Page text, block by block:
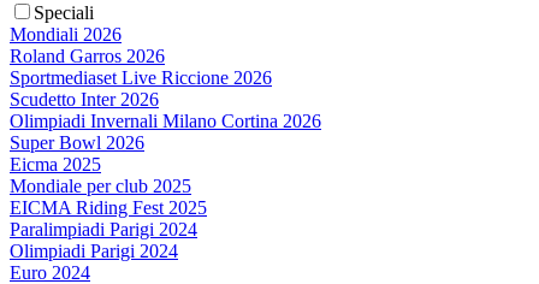
Speciali
Mondiali 2026
Roland Garros 2026
Sportmediaset Live Riccione 2026
Scudetto Inter 2026
Olimpiadi Invernali Milano Cortina 2026
Super Bowl 2026
Eicma 2025
Mondiale per club 2025
EICMA Riding Fest 2025
Paralimpiadi Parigi 2024
Olimpiadi Parigi 2024
Euro 2024